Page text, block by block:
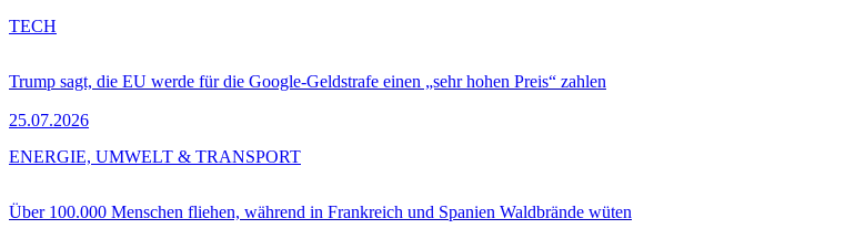
Trump sagt, die EU werde für die Google-Geldstrafe einen „sehr hohen Preis“ zahlen
25.07.2026
TECH
Über 100.000 Menschen fliehen, während in Frankreich und Spanien Waldbrände wüten
ENERGIE, UMWELT & TRANSPORT